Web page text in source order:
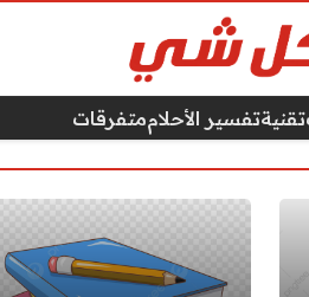
تقنيةتفسير الأحلاممتفرقات